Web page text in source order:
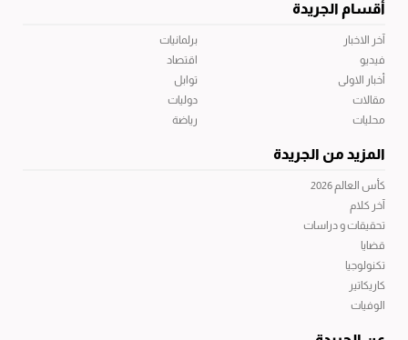
أقسام الجريدة
آخر الاخبار
فيديو
أخبار الاولى
مقالات
محليات
برلمانيات
اقتصاد
توابل
دوليات
رياضة
المزيد من الجريدة
كأس العالم 2026
آخر كلام
تحقيقات و دراسات
قضايا
تكنولوجيا
كاريكاتير
الوفيات